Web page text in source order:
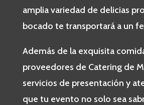
amplia variedad de delicias
bocado te transportará a un
Además de la exquisita
proveedores de Catering de
servicios de presentación y
que tu evento no solo sea